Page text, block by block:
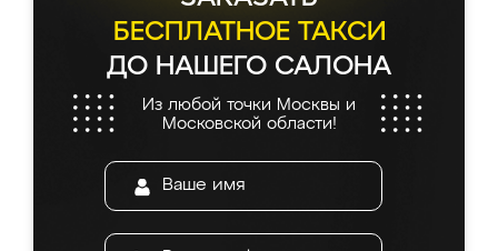
БЕСПЛАТНОЕ ТАКСИ
ДО НАШЕГО САЛОНА
Из любой точки Москвы и
Московской области!